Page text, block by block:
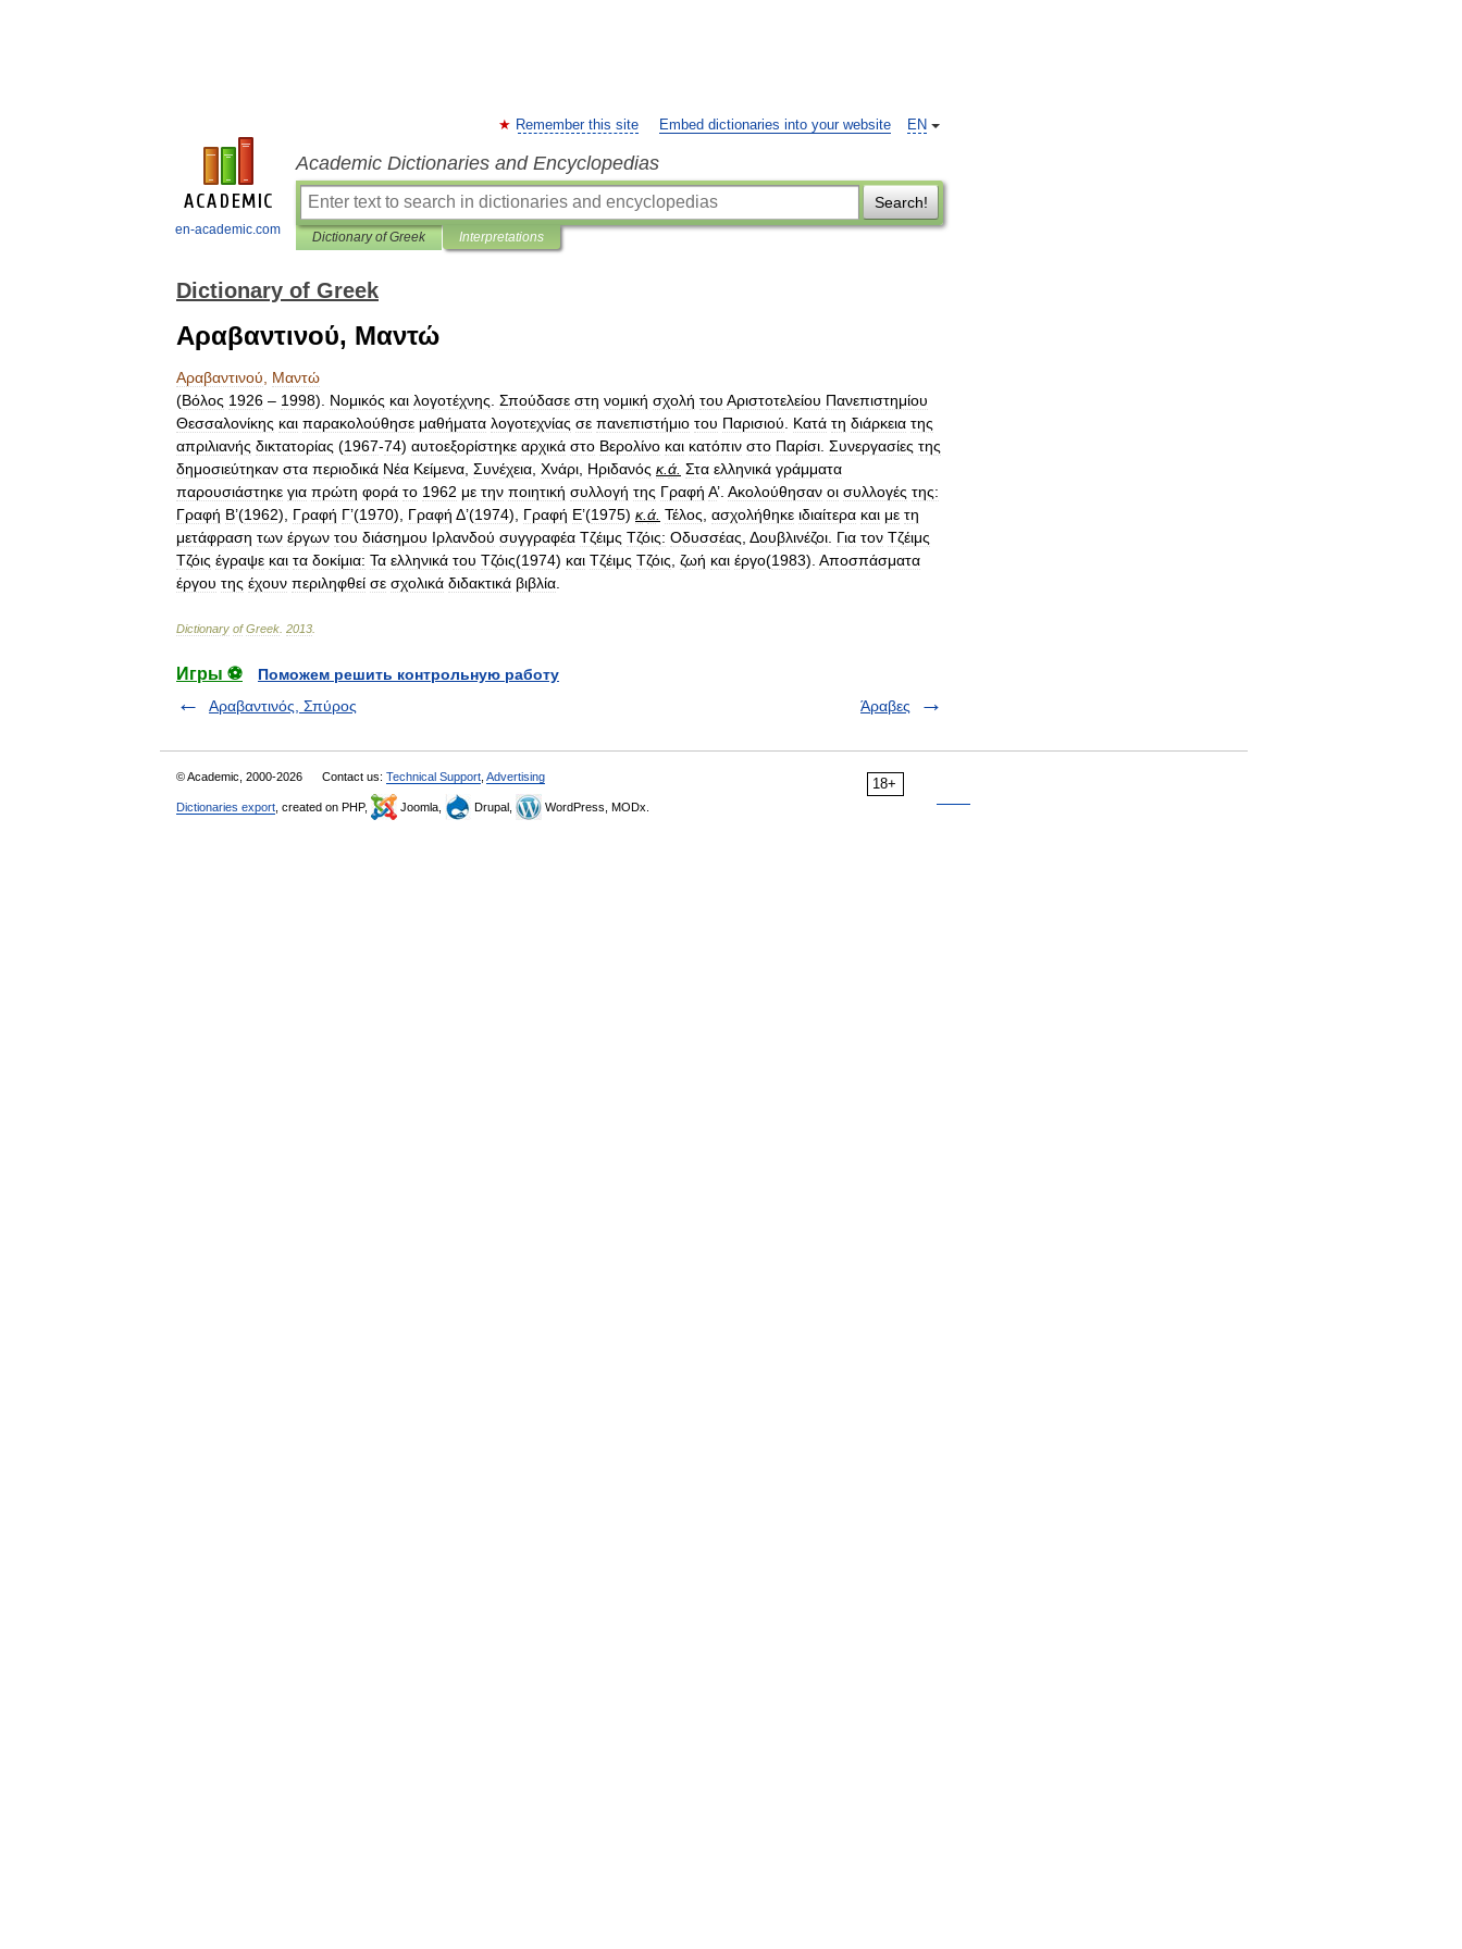
en-academic.com
EN
Remember this site Embed dictionaries into your website
Academic Dictionaries and Encyclopedias
Search!
Dictionary of Greek Interpretations
Dictionary of Greek
Αραβαντινού, Μαντώ
Αραβαντινού
Μαντώ
(Βόλος 1926 – 1998). Νομικός και λογοτέχνης Σπούδασε στη νομική σχολή του Αριστοτελείου Πανεπιστημίου
Θεσσαλονίκης και παρακολούθησε μαθήματα λογοτεχνίας σε πανεπιστήμιο του Παρισιού Κατά τη διάρκεια της
απριλιανής δικτατορίας (1967-74) αυτοεξορίστηκε αρχικά στο Βερολίνο και κατόπιν στο Παρίσι Συνεργασίες της
δημοσιεύτηκαν στα περιοδικά Νέα Κείμενα Συνέχεια Χνάρι Ηριδανός κ.ά Στα ελληνικά γράμματα
παρουσιάστηκε για πρώτη φορά το 1962 με την ποιητική συλλογή της Γραφή Α’. Ακολούθησαν οι συλλογές της:
Γραφή Β’(1962), Γραφή Γ’(1970), Γραφή Δ’(1974), Γραφή Ε’(1975) κ.ά Τέλος ασχολήθηκε ιδιαίτερα και με τη
μετάφραση των έργων του διάσημου Ιρλανδού συγγραφέα Τζέιμς Τζόις: Οδυσσέας , Δουβλινέζοι Για τον Τζέιμς
Τζόις έγραψε και τα δοκίμια: Τα ελληνικά του Τζόις(1974) και Τζέιμς Τζόις ζωή και έργο(1983). Αποσπάσματα
έργου της έχουν περιληφθεί σε σχολικά διδακτικά βιβλία
Dictionary of Greek 2013
Игры ⚽
Поможем решить контрольную работу
Αραβαντινός, Σπύρος
Άραβες
18+
© Academic, 2000-2026 Contact us: Technical Support Advertising
Dictionaries export , created on PHP, Joomla, Drupal, WordPress, MODx.